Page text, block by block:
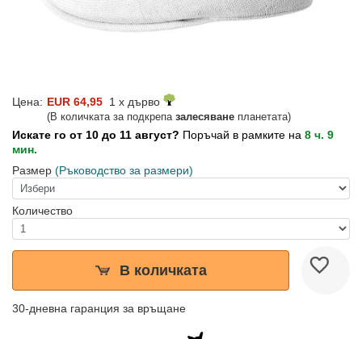
Цена: EUR 64,95 1 x дърво
(В количката за подкрепа залесяване планетата)
Искате го от 10 до 11 август? Поръчай в рамките на 8 ч. 9
мин.
Размер (Ръководство за размери)
Количество
В количката
30-дневна гаранция за връщане